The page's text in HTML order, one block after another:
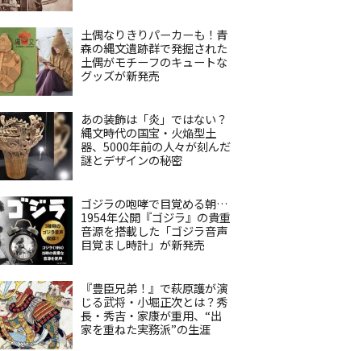
土偶なりきりパーカーも！青
森の縄文遺跡群で発掘された
土偶がモチーフのキュートな
グッズが新発売
あの装飾は「炎」ではない？
縄文時代の国宝・火焔型土
器、5000年前の人々が刻んだ
謎とデザインの秘密
ゴジラの咆哮で目覚める朝…
1954年公開『ゴジラ』の貴重
音源を搭載した「ゴジラ音声
目覚まし時計」が新発売
『豊臣兄弟！』で萩原護が演
じる武将・小堀正次とは？秀
長・秀吉・家康が重用、“出
家を重ねた実務派”の生涯